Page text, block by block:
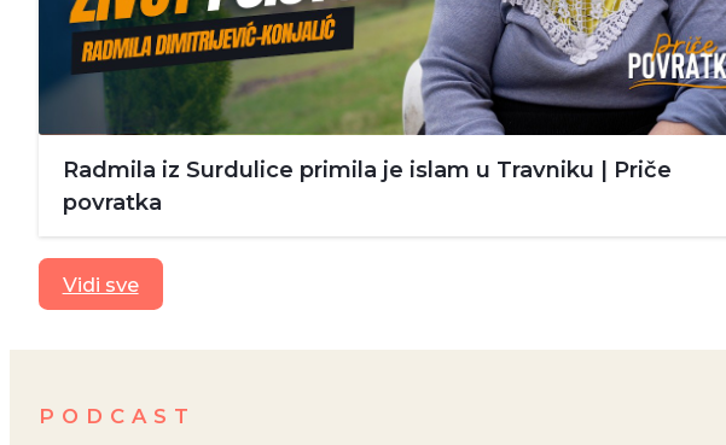
Radmila iz Surdulice primila je islam u Travniku | Priče
povratka
Vidi sve
PODCAST